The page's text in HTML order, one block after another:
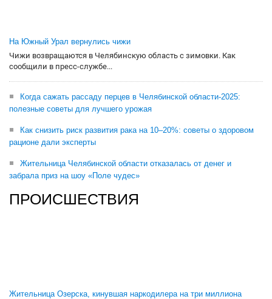
На Южный Урал вернулись чижи
Чижи возвращаются в Челябинскую область с зимовки. Как
сообщили в пресс-службе...
Когда сажать рассаду перцев в Челябинской области-2025:
полезные советы для лучшего урожая
Как снизить риск развития рака на 10–20%: советы о здоровом
рационе дали эксперты
Жительница Челябинской области отказалась от денег и
забрала приз на шоу «Поле чудес»
ПРОИСШЕСТВИЯ
Жительница Озерска, кинувшая наркодилера на три миллиона